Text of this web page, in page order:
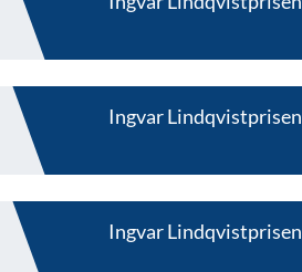
Ingvar Lindqvistprisen
Ingvar Lindqvistprisen